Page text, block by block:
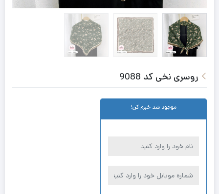
روسری نخی کد 9088
موجود شد خبرم کن!